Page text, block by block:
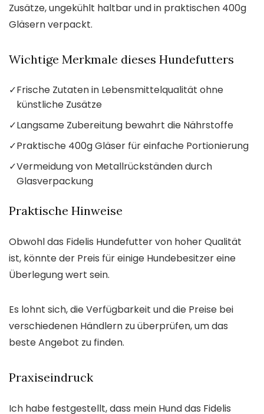
Zusätze, ungekühlt haltbar und in praktischen 400g
Gläsern verpackt.
Wichtige Merkmale dieses Hundefutters
✓Frische Zutaten in Lebensmittelqualität ohne
künstliche Zusätze
✓Langsame Zubereitung bewahrt die Nährstoffe
✓Praktische 400g Gläser für einfache Portionierung
✓Vermeidung von Metallrückständen durch
Glasverpackung
Praktische Hinweise
Obwohl das Fidelis Hundefutter von hoher Qualität
ist, könnte der Preis für einige Hundebesitzer eine
Überlegung wert sein.
Es lohnt sich, die Verfügbarkeit und die Preise bei
verschiedenen Händlern zu überprüfen, um das
beste Angebot zu finden.
Praxiseindruck
Ich habe festgestellt, dass mein Hund das Fidelis